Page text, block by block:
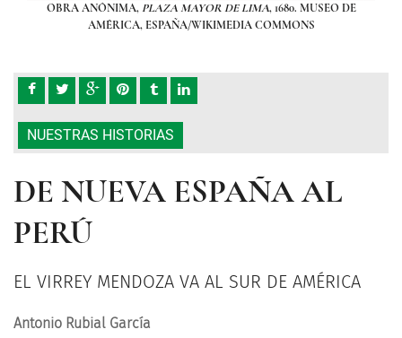
OBRA ANÓNIMA, PLAZA MAYOR DE LIMA, 1680. MUSEO DE
AMÉRICA, ESPAÑA/WIKIMEDIA COMMONS
NUESTRAS HISTORIAS
DE NUEVA ESPAÑA AL
PERÚ
EL VIRREY MENDOZA VA AL SUR DE AMÉRICA
Antonio Rubial García